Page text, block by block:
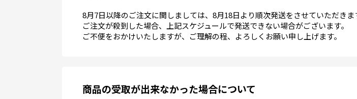
8月7日以降のご注文に関しましては、8月18日より順次発送をさせていただきま
ご注文が殺到した場合、上記スケジュールで発送できない場合がございます。
ご不便をおかけいたしますが、ご理解の程、よろしくお願い申し上げます。
商品の受取が出来なかった場合について